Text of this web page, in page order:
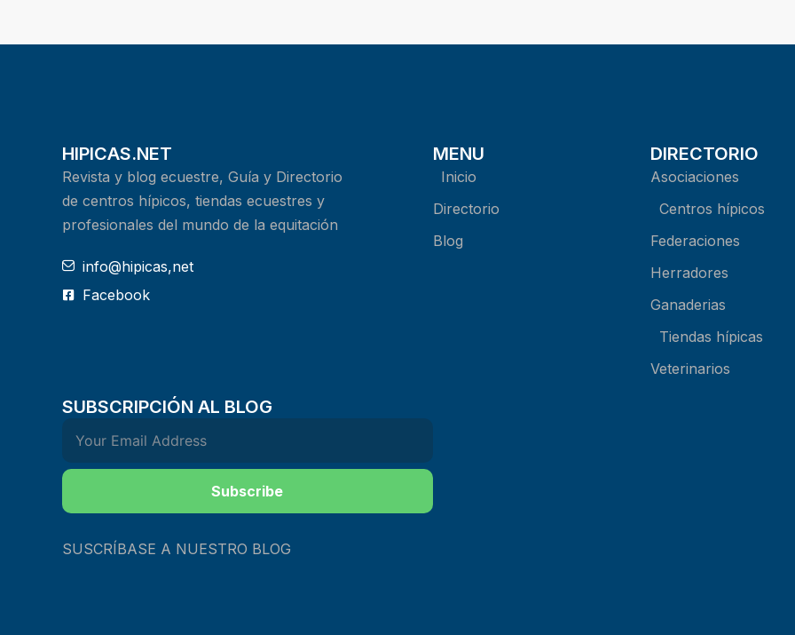
HIPICAS.NET
Revista y blog ecuestre, Guía y Directorio
de centros hípicos, tiendas ecuestres y
profesionales del mundo de la equitación
info@hipicas,net
Facebook
SUBSCRIPCIÓN AL BLOG
Subscribe
SUSCRÍBASE A NUESTRO BLOG
MENU
Inicio
Directorio
Blog
DIRECTORIO
Asociaciones
Centros hípicos
Federaciones
Herradores
Ganaderias
Tiendas hípicas
Veterinarios